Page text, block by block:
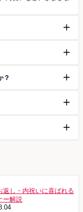
？
返し・内祝いに喜ばれる
ー解説